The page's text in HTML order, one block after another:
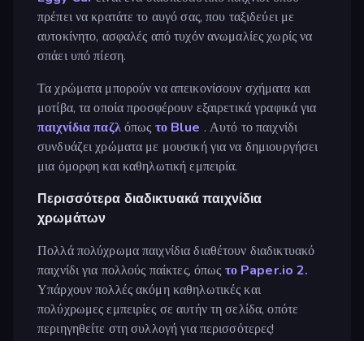
πρέπει να κρατάτε το αυγό σας, που ταξιδεύει με
αυτοκίνητο, ασφαλές από τυχόν ανωμαλίες χωρίς να
σπάει υπό πίεση.
Τα χρώματα μπορούν να απεικονίσουν σχήματα και
μοτίβα, τα οποία προσφέρουν εξαιρετικά γραφικά για
παιχνίδια παζλόπως το Blue . Αυτό το παιχνίδι
συνδυάζει χρώματα με μουσική για να δημιουργήσει
μια όμορφη και καθηλωτική εμπειρία.
Περισσότερα διαδικτυακά παιχνίδια
χρωμάτων
Πολλά πολύχρωμα παιχνίδια διαθέτουν διαδικτυακό
παιχνίδι για πολλούς παίκτες, όπως το Paper.io 2.
Υπάρχουν πολλές ακόμη καθηλωτικές και
πολύχρωμες εμπειρίες σε αυτήν τη σελίδα, οπότε
περιηγηθείτε στη συλλογή για περισσότερες!